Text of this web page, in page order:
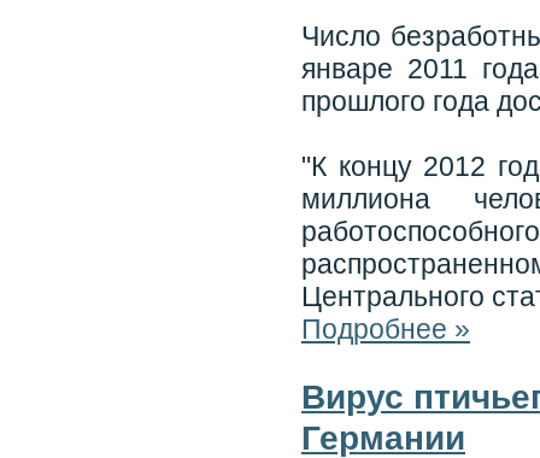
Число
январе 2011
прошлого года
"К концу 2012
миллиона
Центрального
Подробнее »
Вирус
Германии